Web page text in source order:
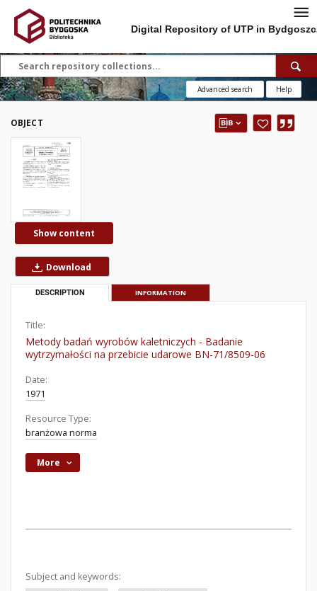
Digital Repository of UTP in
Advanced search Help
OBJECT
Show content
Download
DESCRIPTION INFORMATION
Title:
Metody badań wyrobów kaletniczych - Badanie
wytrzymałości na przebicie udarowe BN-71/8509-06
Date:
1971
Resource Type:
branżowa norma
More
Subject and keywords: